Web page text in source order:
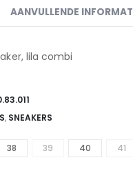
is:
€79.00.
AANVULLENDE
lila combi
, SNEAKERS
38 39 40 41